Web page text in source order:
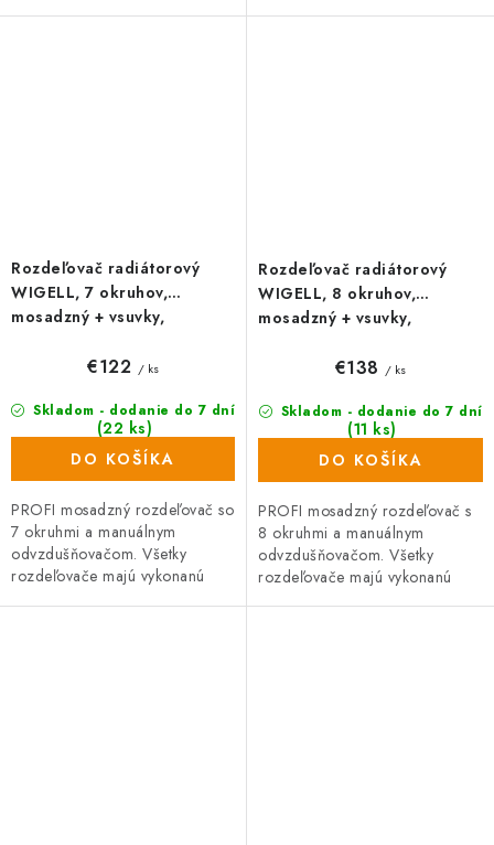
Rozdeľovač radiátorový
WIGELL, 7 okruhov,
mosadzný + vsuvky,
Skladom - dodanie do 7 dní
(22 ks)
€122 / ks
DO KOŠÍKA
PROFI mosadzný rozdeľovač so
7 okruhmi a manuálnym
odvzdušňovačom. Všetky
rozdeľovače majú vykonanú
Rozdeľovač radiátorový
WIGELL, 8 okruhov,
mosadzný + vsuvky,
Skladom - dodanie do 7 dní
(11 ks)
€138 / ks
DO KOŠÍKA
PROFI mosadzný rozdeľovač s
8 okruhmi a manuálnym
odvzdušňovačom. Všetky
rozdeľovače majú vykonanú